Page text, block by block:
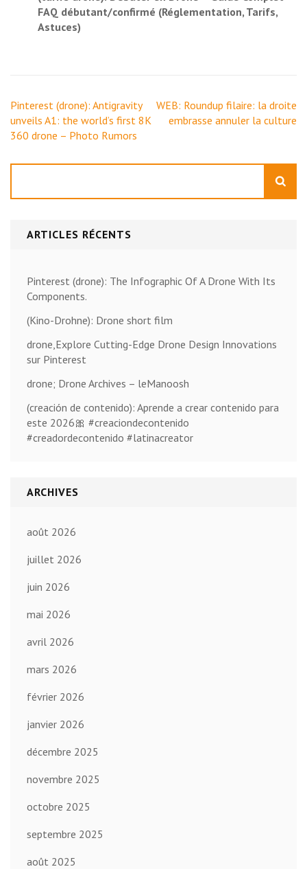
FAQ débutant/confirmé (Réglementation, Tarifs,
Astuces)
Navigation
de
l’article
Pinterest (drone): Antigravity
unveils A1: the world’s first 8K
360 drone – Photo Rumors
WEB: Roundup filaire: la droite
embrasse annuler la culture
ARTICLES RÉCENTS
Pinterest (drone): The Infographic Of A Drone With Its
Components.
(Kino-Drohne): Drone short film
drone,Explore Cutting-Edge Drone Design Innovations
sur Pinterest
drone; Drone Archives – leManoosh
(creación de contenido): Aprende a crear contenido para
este 2026🎀 #creaciondecontenido
#creadordecontenido #latinacreator
ARCHIVES
août 2026
juillet 2026
juin 2026
mai 2026
avril 2026
mars 2026
février 2026
janvier 2026
décembre 2025
novembre 2025
octobre 2025
septembre 2025
août 2025